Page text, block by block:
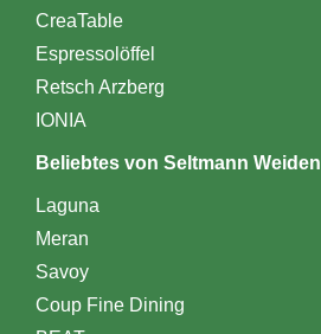
CreaTable
Espressolöffel
Retsch Arzberg
IONIA
Beliebtes von Seltmann Weiden
Laguna
Meran
Savoy
Coup Fine Dining